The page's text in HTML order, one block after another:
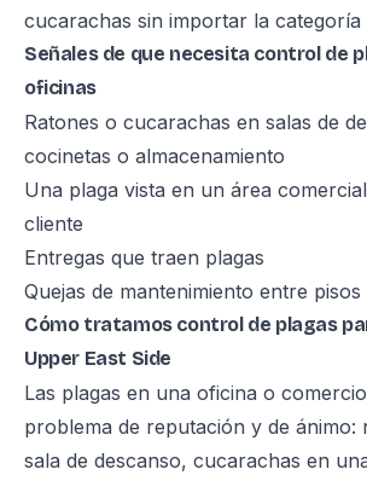
cucarachas sin importar la categoría
Señales de que necesita control de
oficinas
Ratones o cucarachas en salas de
cocinetas o almacenamiento
Una plaga vista en un área
cliente
Entregas que traen plagas
Quejas de mantenimiento entre pisos
Cómo tratamos control de plagas
Upper East Side
Las plagas en una oficina o
problema de reputación y de ánimo:
sala de descanso, cucarachas en